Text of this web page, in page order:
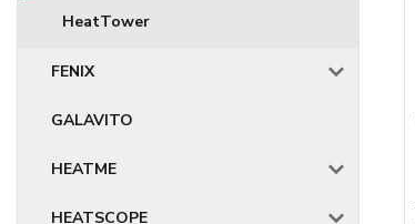
HeatTower
FENIX
GALAVITO
HEATME
HEATSCOPE